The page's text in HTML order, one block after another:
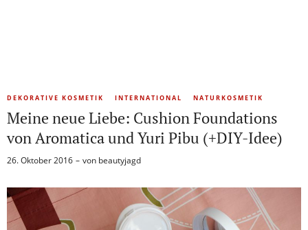
DEKORATIVE KOSMETIK INTERNATIONAL NATURKOSMETIK
Meine neue Liebe: Cushion Foundations
von Aromatica und Yuri Pibu (+DIY-Idee)
26. Oktober 2016 von beautyjagd